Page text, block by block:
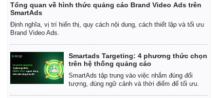
Tổng quan về hình thức quảng cáo Brand Video Ads trên
SmartAds
Định nghĩa, vị trí hiển thị, quy cách nội dung, cách thiết lập và tối ưu
Brand Video Ads.
Smartads Targeting: 4 phương thức chọn
trên hệ thống quảng cáo
SmartAds tập trung vào việc nhắm đúng đối
tượng, đúng ngữ cảnh và thời điểm để tối ưu.